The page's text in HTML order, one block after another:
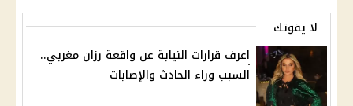
لا يفوتك
اعرف قرارات النيابة عن واقعة رزان مغربي..
السبب وراء الحادث والإصابات